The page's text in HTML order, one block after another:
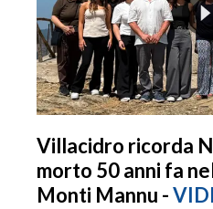
Villacidro ricorda
morto 50 anni fa
Monti Mannu -